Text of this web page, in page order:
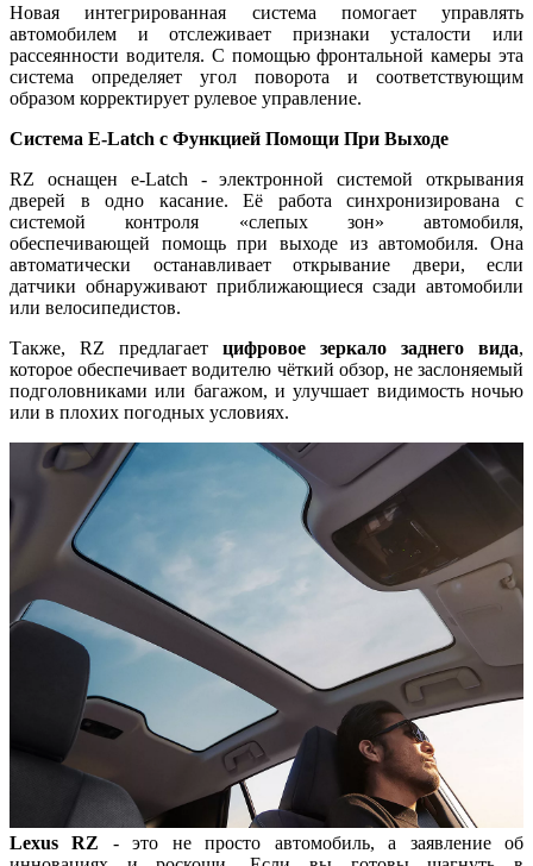
Новая интегрированная система помогает управлять
автомобилем и отслеживает признаки усталости или
рассеянности водителя. С помощью фронтальной камеры эта
система определяет угол поворота и соответствующим
образом корректирует рулевое управление.
Система E-Latch с Функцией Помощи При Выходе
RZ оснащен e-Latch - электронной системой открывания
дверей в одно касание. Её работа синхронизирована с
системой контроля «слепых зон» автомобиля,
обеспечивающей помощь при выходе из автомобиля. Она
автоматически останавливает открывание двери, если
датчики обнаруживают приближающиеся сзади автомобили
или велосипедистов.
Также, RZ предлагает цифровое зеркало заднего вида,
которое обеспечивает водителю чёткий обзор, не заслоняемый
подголовниками или багажом, и улучшает видимость ночью
или в плохих погодных условиях.
Lexus RZ - это не просто автомобиль, а заявление об